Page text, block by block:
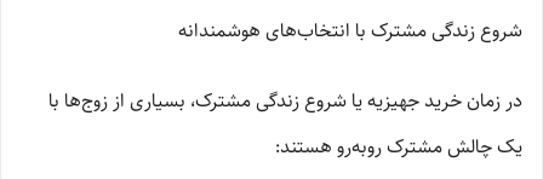
شروع زندگی مشترک با انتخاب‌های هوشمندانه
در زمان خرید جهیزیه یا شروع زندگی مشترک، بسیاری از زوج‌ها با
یک چالش مشترک روبه‌رو هستند: